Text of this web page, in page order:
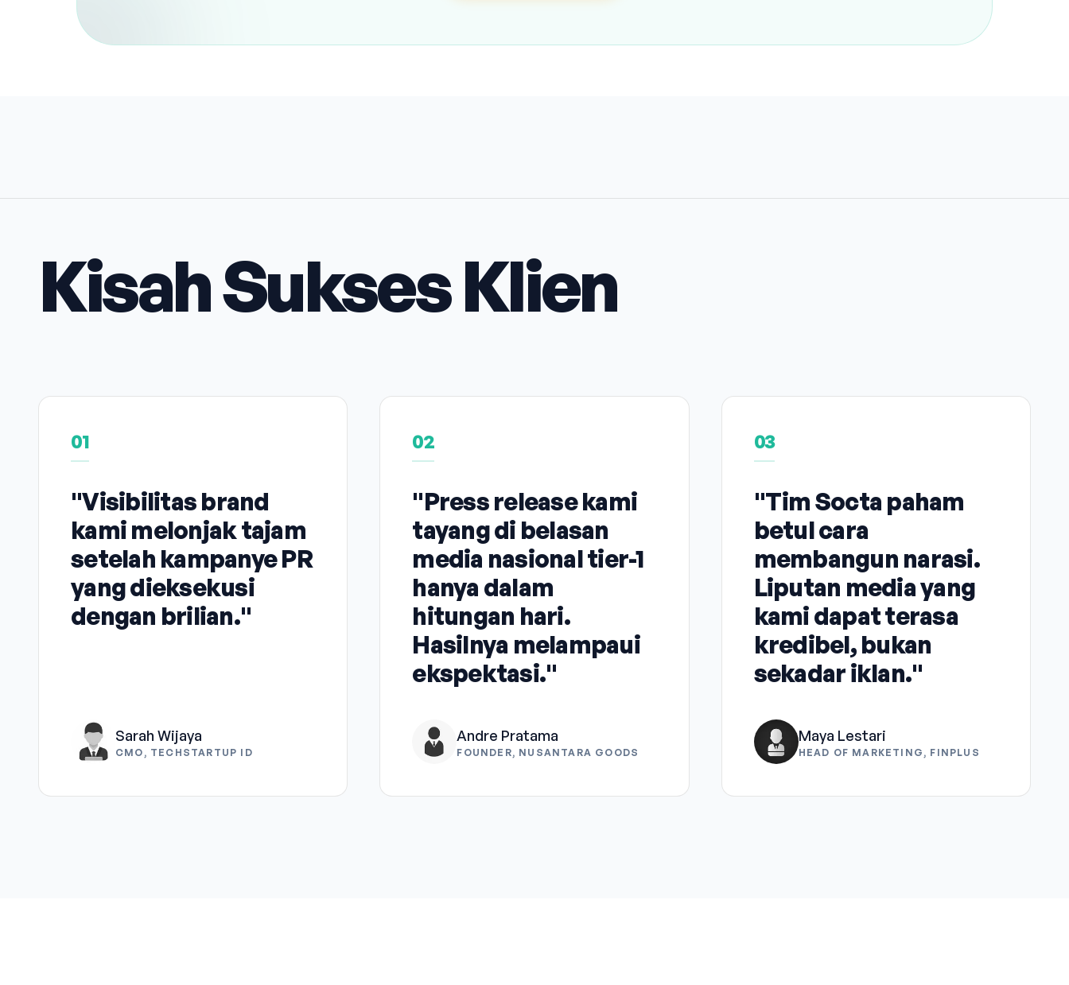
Kisah Sukses Klien
01
"Visibilitas brand
kami melonjak tajam
setelah kampanye PR
yang dieksekusi
dengan brilian."
Sarah Wijaya
CMO, TECHSTARTUP ID
02
"Press release kami
tayang di belasan
media nasional tier-1
hanya dalam
hitungan hari.
Hasilnya melampaui
ekspektasi."
Andre Pratama
FOUNDER, NUSANTARA GOODS
03
"Tim Socta paham
betul cara
membangun narasi.
Liputan media yang
kami dapat terasa
kredibel, bukan
sekadar iklan."
Maya Lestari
HEAD OF MARKETING, FINPLUS